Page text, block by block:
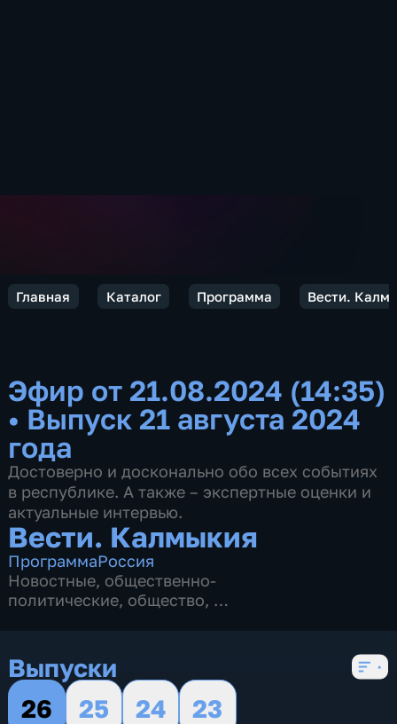
Главная Каталог Программа Вести.
Эфир от 21.08.2024 (14:35)
• Выпуск 21 августа 2024
года
Достоверно и досконально обо всех событиях
в республике. А также – экспертные оценки и
актуальные интервью.
Вести. Калмыкия
ПрограммаРоссия
Новостные, общественно-
политические, общество,
Выпуски
26
25 24
23